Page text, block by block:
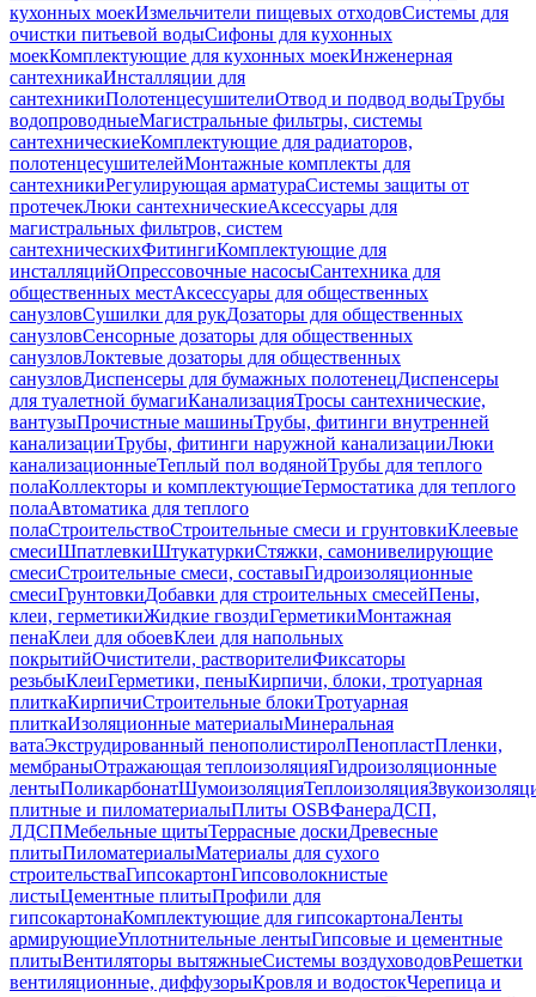
кухонных моекИзмельчители пищевых отходовСистемы для
очистки питьевой водыСифоны для кухонных
моекКомплектующие для кухонных моекИнженерная
сантехникаИнсталляции для
сантехникиПолотенцесушителиОтвод и подвод водыТрубы
водопроводныеМагистральные фильтры, системы
сантехническиеКомплектующие для радиаторов,
полотенцесушителейМонтажные комплекты для
сантехникиРегулирующая арматураСистемы защиты от
протечекЛюки сантехническиеАксессуары для
магистральных фильтров, систем
сантехническихФитингиКомплектующие для
инсталляцийОпрессовочные насосыСантехника для
общественных местАксессуары для общественных
санузловСушилки для рукДозаторы для общественных
санузловСенсорные дозаторы для общественных
санузловЛоктевые дозаторы для общественных
санузловДиспенсеры для бумажных полотенецДиспенсеры
для туалетной бумагиКанализацияТросы сантехнические,
вантузыПрочистные машиныТрубы, фитинги внутренней
канализацииТрубы, фитинги наружной канализацииЛюки
канализационныеТеплый пол водянойТрубы для теплого
полаКоллекторы и комплектующиеТермостатика для теплого
полаАвтоматика для теплого
полаСтроительствоСтроительные смеси и грунтовкиКлеевые
смесиШпатлевкиШтукатуркиСтяжки, самонивелирующие
смесиСтроительные смеси, составыГидроизоляционные
смесиГрунтовкиДобавки для строительных смесейПены,
клеи, герметикиЖидкие гвоздиГерметикиМонтажная
пенаКлеи для обоевКлеи для напольных
покрытийОчистители, растворителиФиксаторы
резьбыКлеиГерметики, пеныКирпичи, блоки, тротуарная
плиткаКирпичиСтроительные блокиТротуарная
плиткаИзоляционные материалыМинеральная
ватаЭкструдированный пенополистиролПенопластПленки,
мембраныОтражающая теплоизоляцияГидроизоляционные
лентыПоликарбонатШумоизоляцияТеплоизоляция
плитные и пиломатериалыПлиты OSBФанераДСП,
ЛДСПМебельные щитыТеррасные доскиДревесные
плитыПиломатериалыМатериалы для сухого
строительстваГипсокартонГипсоволокнистые
листыЦементные плитыПрофили для
гипсокартонаКомплектующие для гипсокартонаЛенты
армирующиеУплотнительные лентыГипсовые и цементные
плитыВентиляторы вытяжныеСистемы воздуховодовРешетки
вентиляционные, диффузорыКровля и водостокЧерепица и